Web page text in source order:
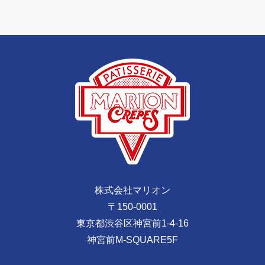
株式会社マリオン
〒150-0001
東京都渋谷区神宮前1-4-16
神宮前M-SQUARE5F